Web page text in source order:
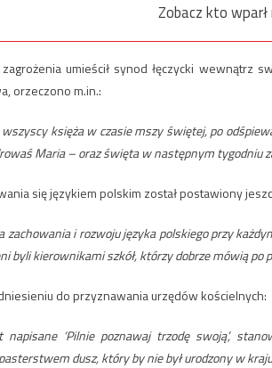
Zobacz kto
umieścił synod łęczycki wewnątrz
orzeczono m.in.:
księża w czasie mszy świętej, po
Maria – oraz święta w następnym tygodniu
się językiem polskim został postawiony
zachowania i rozwoju języka polskiego przy
byli kierownikami szkół, którzy dobrze mówią po
do przyznawania urzędów kościelnych:
napisane ‘Pilnie poznawaj trzodę swoją’,
dusz, który by nie był urodzony w